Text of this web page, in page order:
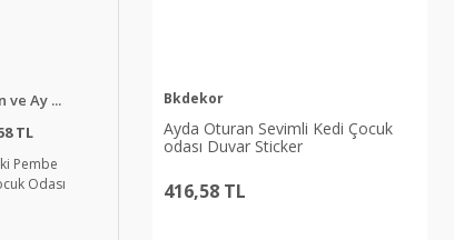
ve Ay ...
TL
Bkdekor
Ayda Oturan Sevimli Kedi Çocuk
odası Duvar Sticker
416,58 TL